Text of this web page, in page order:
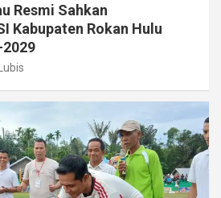
Resmi Sahkan
Kabupaten Rokan Hulu